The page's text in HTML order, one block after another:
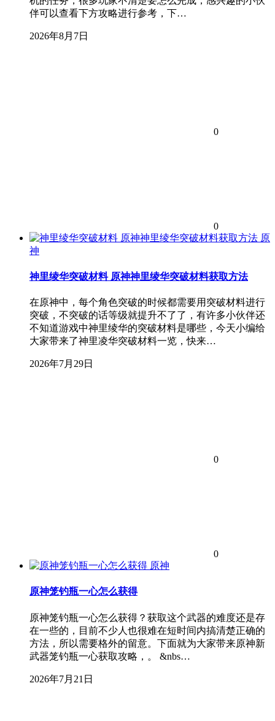
伴可以查看下方攻略进行参考，下…
2026年8月7日
0
0
原
神
神里绫华突破材料 原神神里绫华突破材料获取方法
在原神中，每个角色突破的时候都需要用突破材料进行
突破，不突破的话等级就提升不了了，有许多小伙伴还
不知道游戏中神里绫华的突破材料是哪些，今天小编给
大家带来了神里凌华突破材料一览，快来…
2026年7月29日
0
0
原神
原神笼钓瓶一心怎么获得
原神笼钓瓶一心怎么获得？获取这个武器的难度还是存
在一些的，目前不少人也很难在短时间内搞清楚正确的
方法，所以需要格外的留意。下面就为大家带来原神新
武器笼钓瓶一心获取攻略，。 &nbs…
2026年7月21日